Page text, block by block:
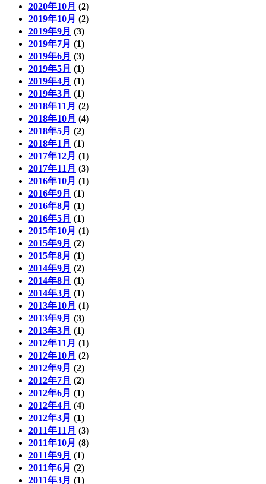
2020年10月 (2)
2019年10月 (2)
2019年9月 (3)
2019年7月 (1)
2019年6月 (3)
2019年5月 (1)
2019年4月 (1)
2019年3月 (1)
2018年11月 (2)
2018年10月 (4)
2018年5月 (2)
2018年1月 (1)
2017年12月 (1)
2017年11月 (3)
2016年10月 (1)
2016年9月 (1)
2016年8月 (1)
2016年5月 (1)
2015年10月 (1)
2015年9月 (2)
2015年8月 (1)
2014年9月 (2)
2014年8月 (1)
2014年3月 (1)
2013年10月 (1)
2013年9月 (3)
2013年3月 (1)
2012年11月 (1)
2012年10月 (2)
2012年9月 (2)
2012年7月 (2)
2012年6月 (1)
2012年4月 (4)
2012年3月 (1)
2011年11月 (3)
2011年10月 (8)
2011年9月 (1)
2011年6月 (2)
2011年3月 (1)